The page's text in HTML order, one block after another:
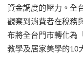
資金調度的壓力。全
觀察到消費者在稅務
布將全台門市轉化為
教學及居家美學的10